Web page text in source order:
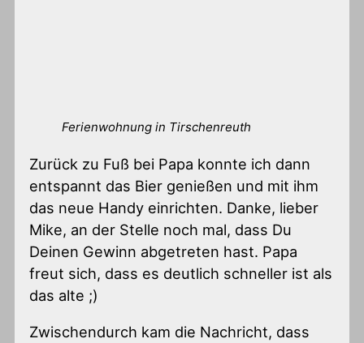
Ferienwohnung in Tirschenreuth
Zurück zu Fuß bei Papa konnte ich dann
entspannt das Bier genießen und mit ihm
das neue Handy einrichten. Danke, lieber
Mike, an der Stelle noch mal, dass Du
Deinen Gewinn abgetreten hast. Papa
freut sich, dass es deutlich schneller ist als
das alte ;)
Zwischendurch kam die Nachricht, dass